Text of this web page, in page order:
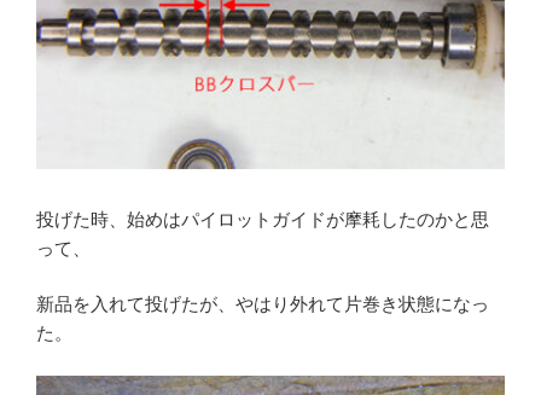
投げた時、始めはパイロットガイドが摩耗したのかと思
って、
新品を入れて投げたが、やはり外れて片巻き状態になっ
た。